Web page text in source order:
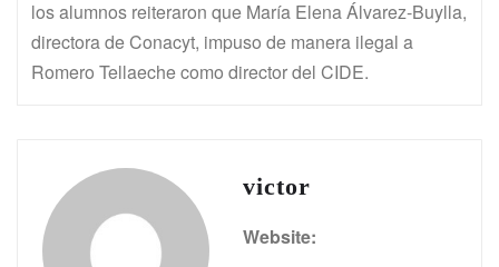
los alumnos reiteraron que María Elena Álvarez-Buylla,
directora de Conacyt, impuso de manera ilegal a
Romero Tellaeche como director del CIDE.
victor
Website: